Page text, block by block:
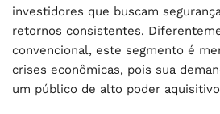
investidores que buscam
retornos consistentes.
convencional, este segmento é
crises econômicas, pois sua
um público de alto poder